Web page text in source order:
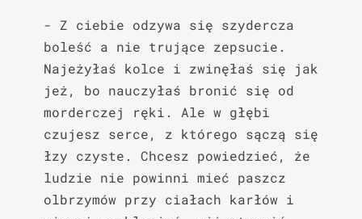
- Z ciebie odzywa się szydercza
boleść a nie trujące zepsucie.
Najeżyłaś kolce i zwinęłaś się jak
jeż, bo nauczyłaś bronić się od
morderczej ręki. Ale w głębi
czujesz serce, z którego sączą się
łzy czyste. Chcesz powiedzieć, że
ludzie nie powinni mieć paszcz
olbrzymów przy ciałach karłów i